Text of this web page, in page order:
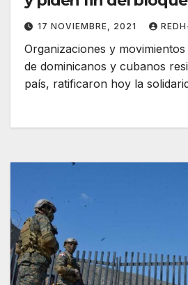
17 NOVIEMBRE, 2021
Organizaciones y
de dominicanos y cubanos
país, ratificaron hoy la